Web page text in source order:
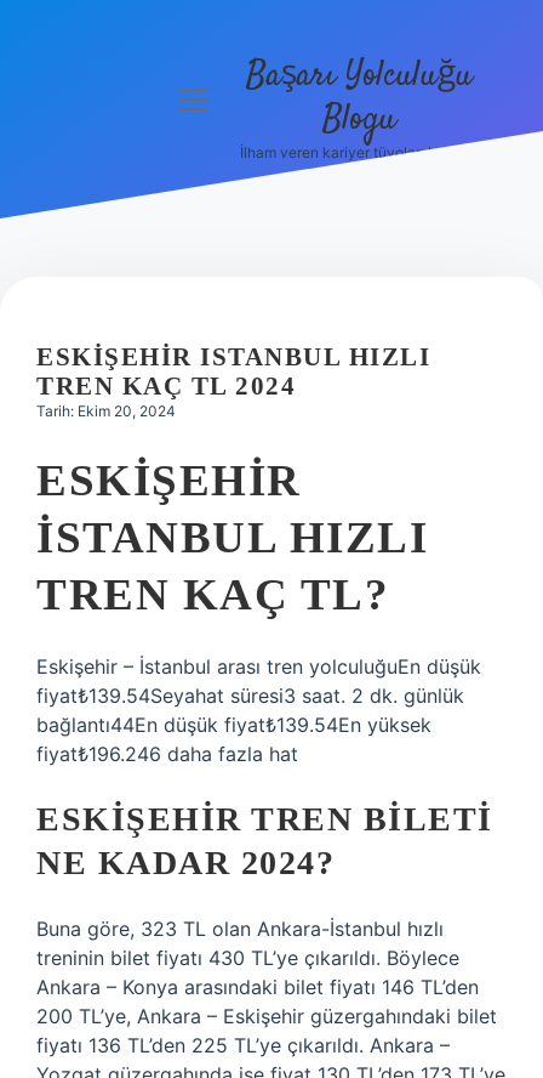
Hakkımızda
menüyüBaşarı Yolculuğu
Blogu
İlham veren kariyer tüyoları burada!
ESKIŞEHIR ISTANBUL HIZLI
TREN KAÇ TL 2024
Tarih: Ekim 20, 2024
ESKIŞEHIR
İSTANBUL HIZLI
TREN KAÇ TL?
Eskişehir – İstanbul arası tren yolculuğuEn düşük
fiyat₺139.54Seyahat süresi3 saat. 2 dk. günlük
bağlantı44En düşük fiyat₺139.54En yüksek
fiyat₺196.246 daha fazla hat
ESKIŞEHIR TREN BILETI
NE KADAR 2024?
Buna göre, 323 TL olan Ankara-İstanbul hızlı
treninin bilet fiyatı 430 TL’ye çıkarıldı. Böylece
Ankara – Konya arasındaki bilet fiyatı 146 TL’den
200 TL’ye, Ankara – Eskişehir güzergahındaki bilet
fiyatı 136 TL’den 225 TL’ye çıkarıldı. Ankara –